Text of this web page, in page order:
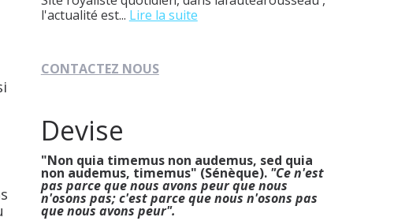
l'actualité est... Lire la suite
CONTACTEZ NOUS
Devise
"Non quia timemus non audemus, sed quia
non audemus, timemus" (Sénèque). "Ce n'est
pas parce que nous avons peur que nous
n'osons pas; c'est parce que nous n'osons pas
que nous avons peur".